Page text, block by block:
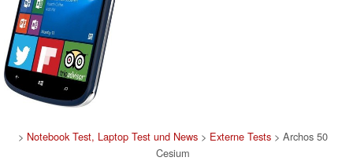
> Notebook Test, Laptop Test und News> Externe Tests> Archos 50
Cesium